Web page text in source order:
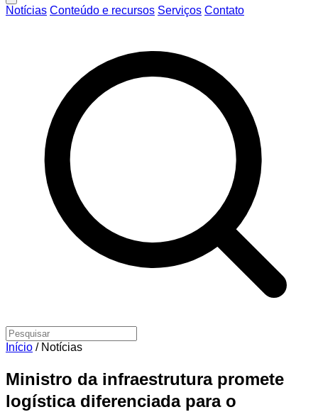
Notícias Conteúdo e recursos Serviços Contato
Início / Notícias
Ministro da infraestrutura promete
logística diferenciada para o